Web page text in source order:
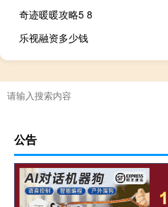
奇迹暖暖攻略5 8
乐视融资多少钱
公告